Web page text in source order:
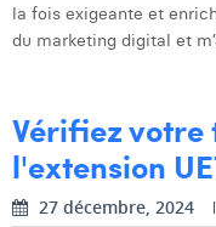
la fois exigeante et
du marketing digital et
Vérifiez votre
l'extension
27 décembre, 2024